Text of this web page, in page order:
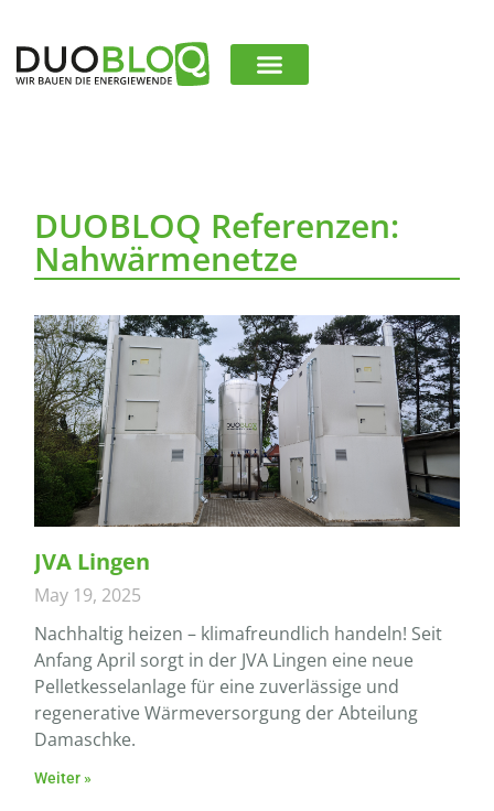
DUOBLOQ Referenzen:
Nahwärmenetze
JVA Lingen
May 19, 2025
Nachhaltig heizen – klimafreundlich handeln! Seit
Anfang April sorgt in der JVA Lingen eine neue
Pelletkesselanlage für eine zuverlässige und
regenerative Wärmeversorgung der Abteilung
Damaschke.
Weiter »